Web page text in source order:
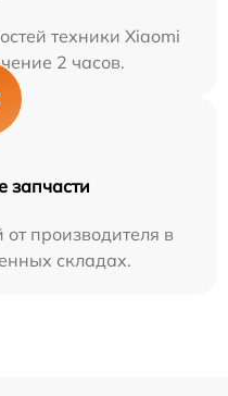
техники Xiaomi
2 часов.
запчасти
производителя в
складах.